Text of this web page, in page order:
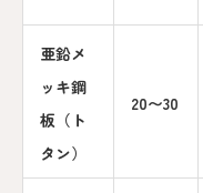
亜鉛メ
ッキ鋼
板（ト
タン）
20〜30